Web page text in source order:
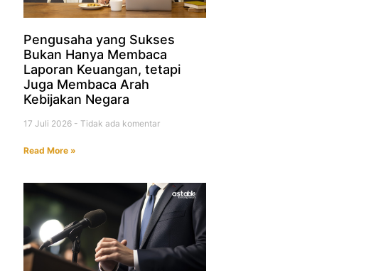
Pengusaha yang Sukses
Bukan Hanya Membaca
Laporan Keuangan, tetapi
Juga Membaca Arah
Kebijakan Negara
17 Juli 2026 Tidak ada komentar
Read More »